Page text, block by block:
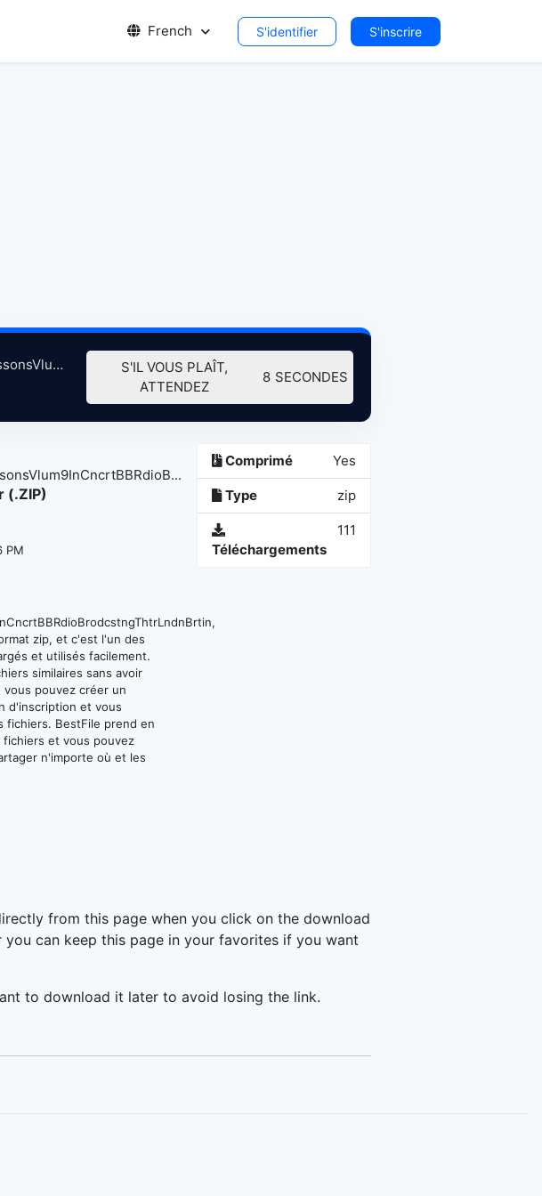
French S'identifier S'inscrire
PAULWLLR2001BBSssonsVlum9InCncrtBBRdioBrodcstngThtrLndnBrtin, 4-23-2001 atse.zip
S'IL VOUS PLAÎT,
ATTENDEZ
7 SECONDES
(.ZIP)
PM
zip, et c'est l'un des
et utilisés facilement.
similaires sans avoir
pouvez créer un
d'inscription et vous
fichiers. BestFile prend en
et vous pouvez
n'importe où et les
Comprimé Yes
Type zip
Téléchargements
111
from this page when you click on the download
can keep this page in your favorites if you want
to download it later to avoid losing the link.